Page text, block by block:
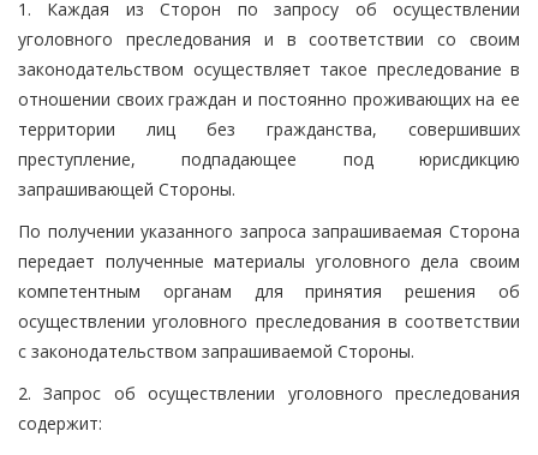
1. Каждая из Сторон по запросу об осуществлении
уголовного преследования и в соответствии со своим
законодательством осуществляет такое преследование в
отношении своих граждан и постоянно проживающих на ее
территории лиц без гражданства, совершивших
преступление, подпадающее под юрисдикцию
запрашивающей Стороны.
По получении указанного запроса запрашиваемая Сторона
передает полученные материалы уголовного дела своим
компетентным органам для принятия решения об
осуществлении уголовного преследования в соответствии
с законодательством запрашиваемой Стороны.
2. Запрос об осуществлении уголовного преследования
содержит: